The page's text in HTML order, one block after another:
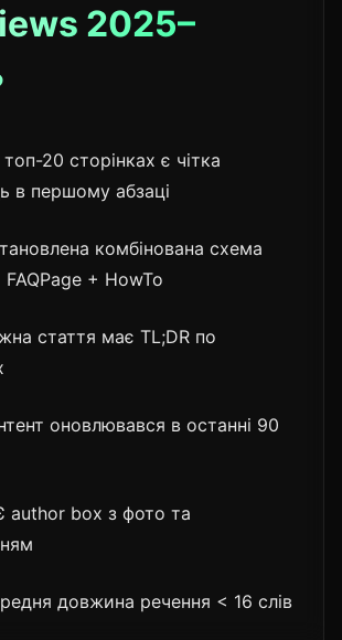
2025–
20 сторінках є чітка
в першому абзаці
комбінована схема
+ HowTo
стаття має TL;DR по
оновлювався в останні 90
author box з фото та
довжина речення < 16 слів